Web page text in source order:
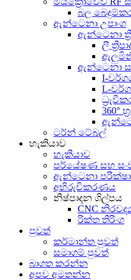
බල
ඇන්ටෙනා උපාංග
ඇන්ටෙනා
ලී
ඇන්ටෙනා
I-
L-
360°
ටර්න් ටේබල්
හැකියාව
හැකියාව
පර්යේෂණ සහ
ඇන්ටෙනා
අභිරුචිකරණය
නිෂ්පාදන ශිල්පය
CNC
රික්ත තිරිංග
පුවත්
කර්මාන්ත පුවත්
සමාගම් පුවත්
බාගත කරන්න
අපව අමතන්න